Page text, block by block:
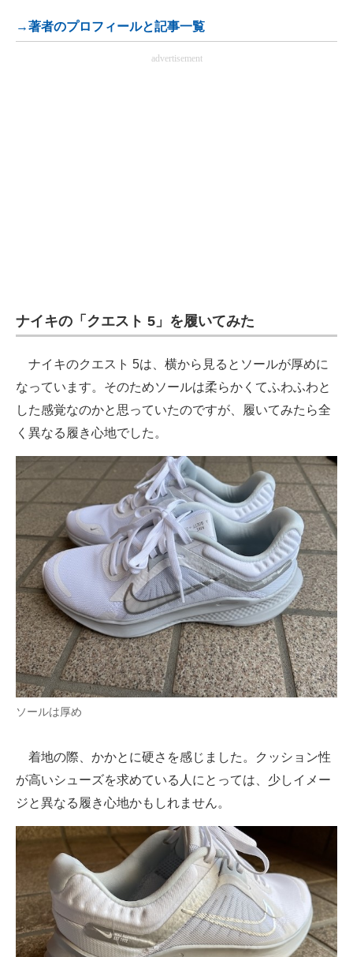
→著者のプロフィールと記事一覧
advertisement
ナイキの「クエスト 5」を履いてみた
ナイキのクエスト 5は、横から見るとソールが厚めに
なっています。そのためソールは柔らかくてふわふわと
した感覚なのかと思っていたのですが、履いてみたら全
く異なる履き心地でした。
ソールは厚め
着地の際、かかとに硬さを感じました。クッション性
が高いシューズを求めている人にとっては、少しイメー
ジと異なる履き心地かもしれません。